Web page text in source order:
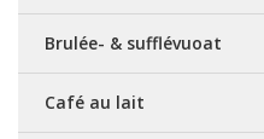
Brulée- & sufflévuoat
Café au lait